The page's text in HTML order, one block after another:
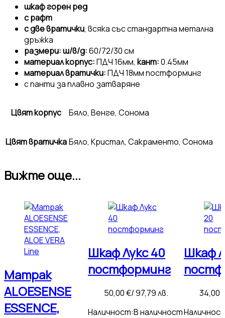
шкаф горен ред
с рафт
с две вратички, всяка със стандартна метална
дръжка
размери: ш/в/д:60/72/30 см
материал корпус:ПДЧ 16мм, кант:0.45мм
материал вратички:ПДЧ 18мм постформинг
с панти за плавно затваряне
Цвят корпус Бяло, Венге, Сонома
Цвят вратичкаБяло, Кристал, Сакраменто, Сонома
Вижте още...
Матрак
ALOESENSE
ESSENCE,
Шкаф Лукс 40
постформинг
50,00€/ 97,79 лв.
Наличност:В наличност
Шкаф
34,00